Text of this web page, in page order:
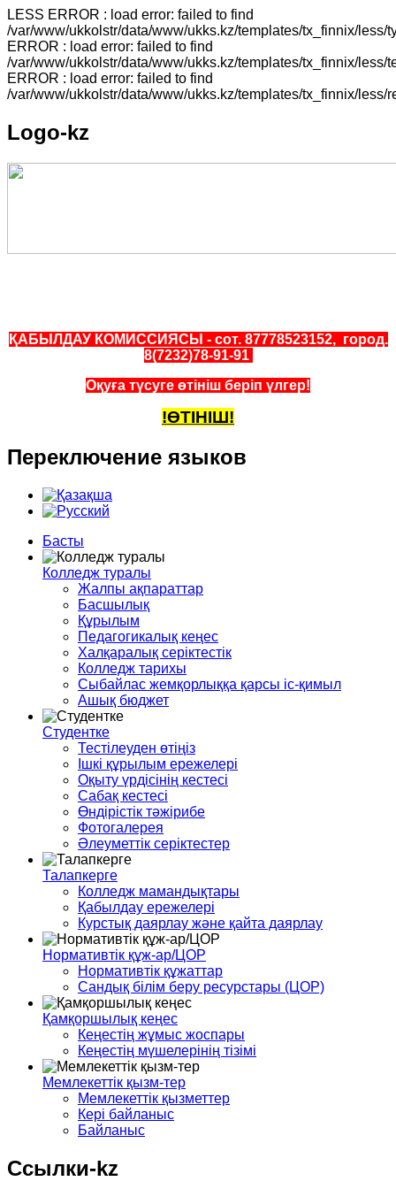
LESS ERROR : load error: failed to find
/var/www/ukkolstr/data/www/ukks.kz/templates/tx_finnix/less/
ERROR : load error: failed to find
/var/www/ukkolstr/data/www/ukks.kz/templates/tx_finnix/less/
ERROR : load error: failed to find
/var/www/ukkolstr/data/www/ukks.kz/templates/tx_finnix/less/
Logo-kz
ҚАБЫЛДАУ КОМИССИЯСЫ - сот. 87778523152, город.
8(7232)78-91-91
Оқуға түсуге өтініш беріп үлгер!
!ӨТІНІШ!
Переключение языков
Басты
Колледж туралы
Жалпы ақпараттар
Басшылық
Құрылым
Педагогикалық кеңес
Халқаралық серіктестік
Колледж тарихы
Сыбайлас жемқорлыққа қарсы іс-қимыл
Ашық бюджет
Студентке
Тестілеуден өтіңіз
Ішкі құрылым ережелері
Оқыту үрдісінің кестесі
Сабақ кестесі
Өндірістік тәжірибе
Фотогалерея
Әлеуметтік серіктестер
Талапкерге
Колледж мамандықтары
Қабылдау ережелері
Курстық даярлау және қайта даярлау
Нормативтік құж-ар/ЦОР
Нормативтік құжаттар
Сандық білім беру ресурстары (ЦОР)
Қамқоршылық кеңес
Кеңестің жұмыс жоспары
Кеңестің мүшелерінің тізімі
Мемлекеттік қызм-тер
Мемлекеттік қызметтер
Кері байланыс
Байланыс
Ссылки-kz